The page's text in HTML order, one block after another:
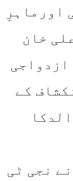
اورماہرِ
خان
ازدواجی
کے
نجی ٹی